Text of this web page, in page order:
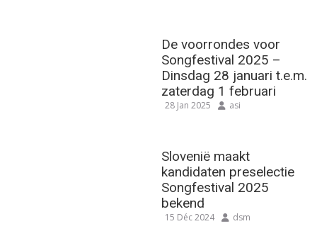
De voorrondes voor
Songfestival 2025 –
Dinsdag 28 januari t.e.m.
zaterdag 1 februari
28 Jan 2025 asi
Slovenië maakt
kandidaten preselectie
Songfestival 2025
bekend
15 Déc 2024 dsm